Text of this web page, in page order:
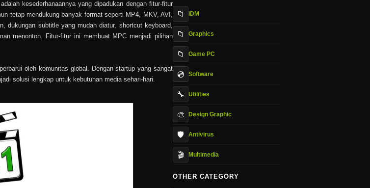
kesederhanaannya yang dipadukan dengan fitur-fitur
tetap mendukung banyak format seperti MP4, MKV, AVI,
dukungan subtitle yang mudah diatur, shortcut keyboard,
menonton. Fitur-fitur ini membuat MPC menjadi pilihan
oleh komunitas global. Dengan startup yang sangat
solusi lengkap untuk kebutuhan media sehari-hari.
📁 IDM
📁 Graphics
📁 Game PC
💿 Software
🔧 Utilities
🎨 Design Graphic
🛡️ Antivirus
🎬 Multimedia
OTHER CATEGORY